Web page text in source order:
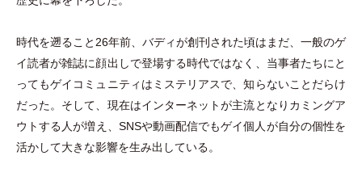
時代を遡ること26年前、バディが創刊された頃はまだ、一般のゲ
イ読者が雑誌に顔出しで登場する時代ではなく、当事者たちにと
ってもゲイコミュニティはミステリアスで、知らないことだらけ
だった。そして、現在はインターネットが主流となりカミングア
ウトする人が増え、SNSや動画配信でもゲイ個人が自分の個性を
活かして大きな影響を生み出している。